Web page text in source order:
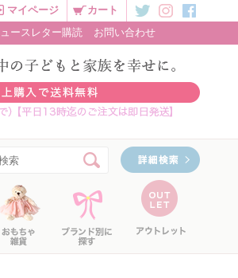
マイページ
カート
ースレター購読 お問い合わせ